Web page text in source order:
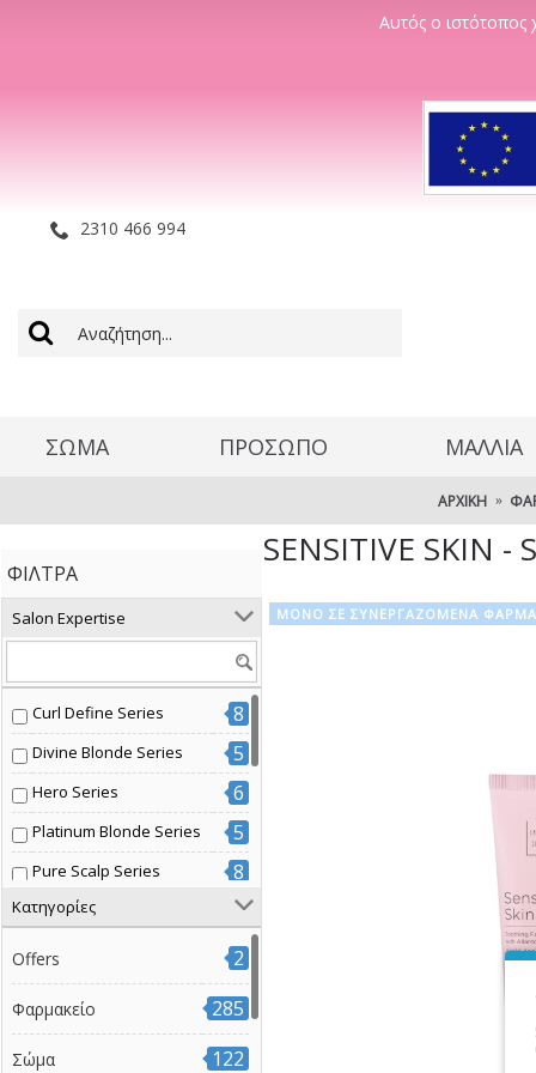
Αυτός ο ιστότοπος
2310 466 994
ΣΩΜΑ ΠΡΟΣΩΠΟ ΜΑΛΛΊΑ
ΑΡΧΙΚΉ
ΦΊΛΤΡΑ
Salon Expertise
Curl Define Series 8
Divine Blonde Series 5
Hero Series 6
Platinum Blonde Series 5
Pure Scalp Series 8
Radiant Color Series 7
Volume Boost Series 3
Βαμμένα μαλλιά 7
Διάφοροι τύποι μαλλιών 14
Έξτρα όγκος
Κατηγορίες
Offers 2
Φαρμακείο 285
Σώμα 122
SENSITIVE SKIN -
ΜΟΝΟ ΣΕ ΣΥΝΕΡΓΑΖΟΜΕΝΑ